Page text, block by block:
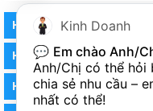
HỒ CHÍ MINH
HỒ CHÍ MINH
HỒ CHÍ MINH (PHÒNG
Kinh Doanh
💬 Em chào Anh/
Anh/Chị có thể hỏi
chia sẻ nhu cầu –
nhất có thể!